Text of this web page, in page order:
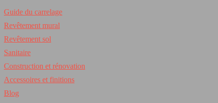
Guide du carrelage
Revêtement mural
Revêtement sol
Sanitaire
Construction et rénovation
Accessoires et finitions
Blog